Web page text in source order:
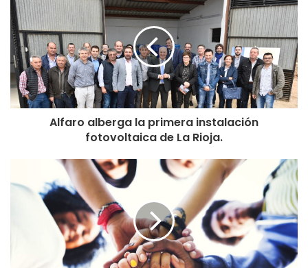
Cáncer de La Rioja “su encomiable labor a la hora de
visibilizar la necesidad de una detección temprana y su
constante apoyo tanto a las pacientes que sufren la
enfermedad como a sus familiares”.
Alfaro alberga la primera instalación
fotovoltaica de La Rioja.